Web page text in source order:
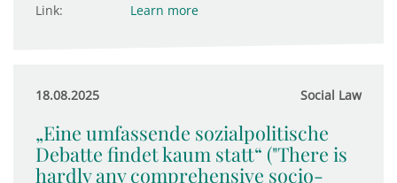
Link:
Learn more
18.08.2025 Social Law
„Eine umfassende sozialpolitische
Debatte findet kaum statt“ ("There is
hardly any comprehensive socio-